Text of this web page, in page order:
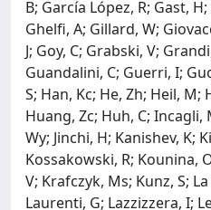
B; García López, R; Gast,
Ghelfi, A; Gillard, W;
J; Goy, C; Grabski, V;
Guandalini, C; Guerri, I;
S; Han, Kc; He, Zh; Heil, M;
Huang, Zc; Huh, C; Incagli,
Wy; Jinchi, H; Kanishev, K;
Kossakowski, R; Kounina,
V; Krafczyk, Ms; Kunz, S;
Laurenti, G; Lazzizzera, I;